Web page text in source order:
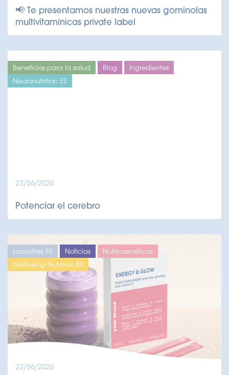
📢 Te presentamos nuestras nuevas gominolas
multivitamínicas private label
Beneficios para la salud Blog
Ingredientes
Neuronutrition ES
23/06/2026
Potenciar el cerebro
Launches ES Noticias
Nutricosméticos
Wellbeing Nutrition ES
23/06/2026